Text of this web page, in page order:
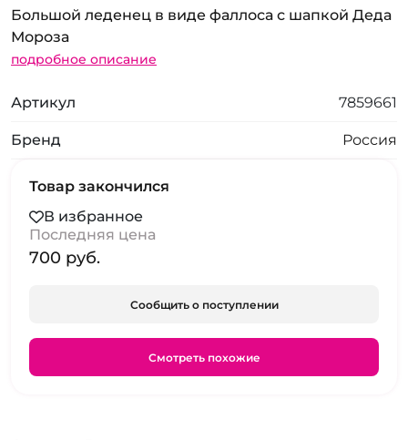
Большой леденец в виде фаллоса с шапкой Деда
Мороза
подробное описание
Артикул 7859661
Бренд Россия
Товар закончился
В избранное
Последняя цена
700 pуб.
Сообщить о поступлении
Смотреть похожие